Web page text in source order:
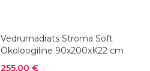
Vedrumadrats Stroma Soft
Ökoloogiline 90x200xK22 cm
Soodushind
255,00 €